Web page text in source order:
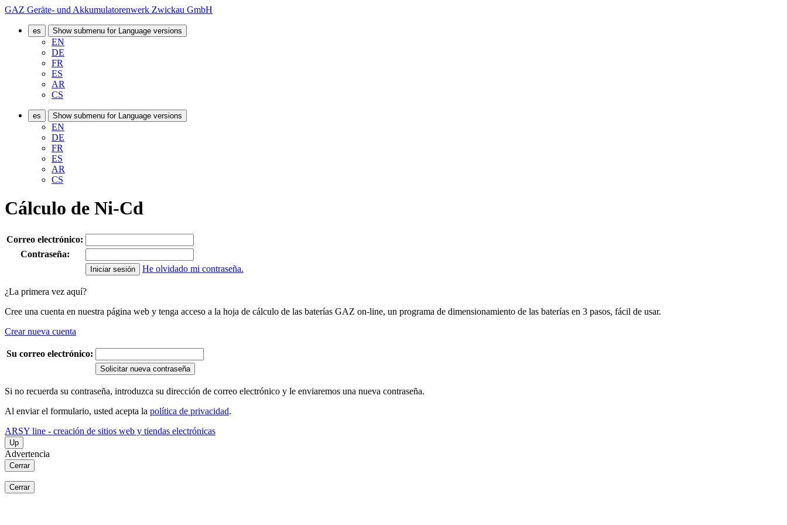
GAZ Geräte- und Akkumulatorenwerk Zwickau GmbH
es Show submenu for Language versions
EN
DE
FR
ES
AR
CS
es Show submenu for Language versions
EN
DE
FR
ES
AR
CS
Cálculo de Ni-Cd
Correo electrónico:
Contraseña:
He olvidado mi contraseña.
¿La primera vez aquí?
Cree una cuenta en nuestra página web y tenga acceso a la hoja de cálculo de las baterías GAZ on-line, un programa de dimensionamiento de las baterías en 3 pasos, fácil de usar.
Crear nueva cuenta
Su correo electrónico:
Solicitar nueva contraseña
Si no recuerda su contraseña, introduzca su dirección de correo electrónico y le enviaremos una nueva contraseña.
Al enviar el formulario, usted acepta la política de privacidad.
ARSY line - creación de sitios web y tiendas electrónicas
Up
Advertencia
Cerrar
Cerrar